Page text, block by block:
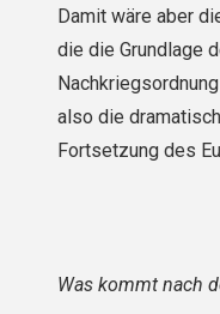
Damit wäre aber
die die Grundlage
also die
Fortsetzung des
Was kommt nach